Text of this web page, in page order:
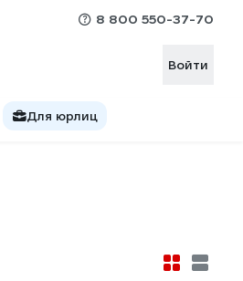
8 800 550-37-70
Войти
Для юрлиц